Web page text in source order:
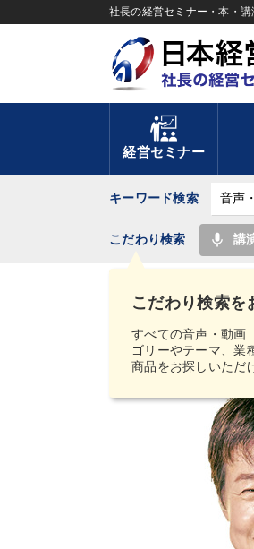
社長の経営セミナー・本・
経営セミナー
キーワード検索
こだわり検索を
すべての音声・動画
ゴリーやテーマ、業
商品をお探しいただ
こだわり検索 mic 講
デジタル版（音声／動画